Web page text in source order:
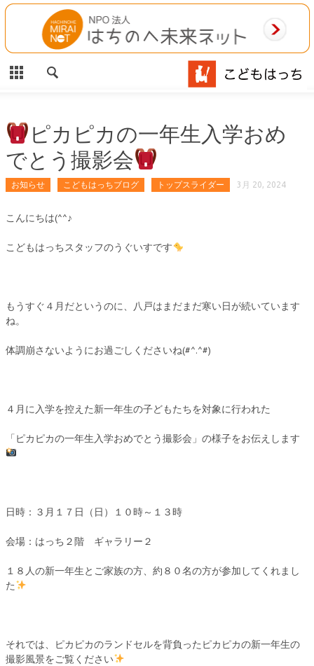
CLOSE
HOME
施設案内
相談事業
MAP
お問合わせ
ピカピカの一年生入学おめ
でとう撮影会
お知らせ こどもはっちブログ トップスライダー 3月 20, 2024
こんにちは(^^♪
こどもはっちスタッフのうぐいすです
もうすぐ４月だというのに、八戸はまだまだ寒い日が続いています
ね。
体調崩さないようにお過ごしくださいね(#^.^#)
４月に入学を控えた新一年生の子どもたちを対象に行われた
「ピカピカの一年生入学おめでとう撮影会」の様子をお伝えします
日時：３月１７日（日）１０時～１３時
会場：はっち２階 ギャラリー２
１８人の新一年生とご家族の方、約８０名の方が参加してくれまし
た
それでは、ピカピカのランドセルを背負ったピカピカの新一年生の
撮影風景をご覧ください